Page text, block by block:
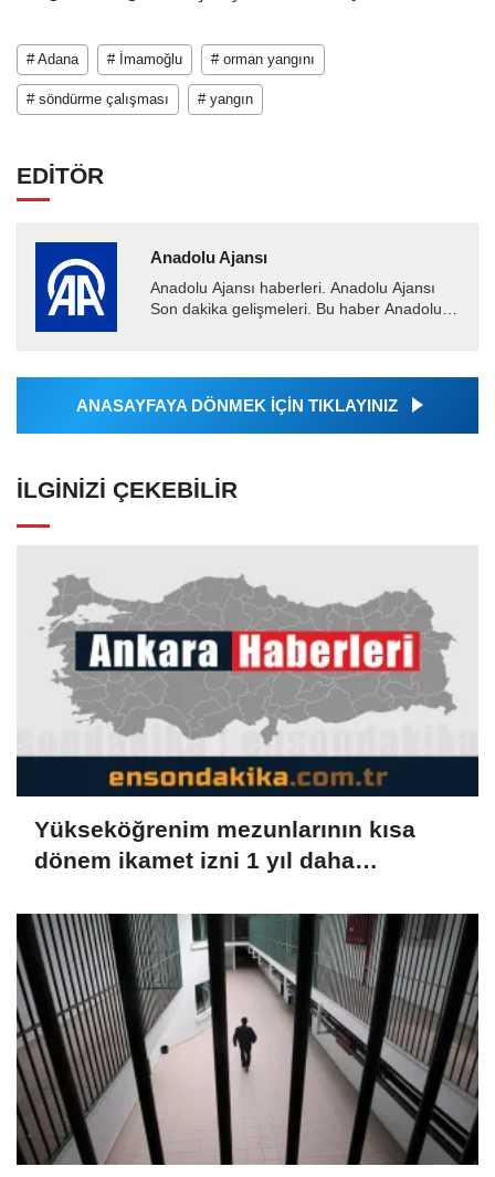
# Adana # İmamoğlu # orman yangını
# söndürme çalışması # yangın
EDİTÖR
Anadolu Ajansı
Anadolu Ajansı haberleri. Anadolu Ajansı
Son dakika gelişmeleri. Bu haber Anadolu
Ajansı tarafından...
ANASAYFAYA DÖNMEK İÇİN TIKLAYINIZ
İLGINIZI ÇEKEBILIR
Yükseköğrenim mezunlarının kısa
dönem ikamet izni 1 yıl daha